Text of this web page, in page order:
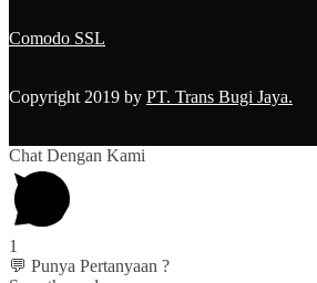
Comodo SSL
Copyright 2019 by PT. Trans Bugi Jaya.
Chat Dengan Kami
1
💬 Punya Pertanyaan ?